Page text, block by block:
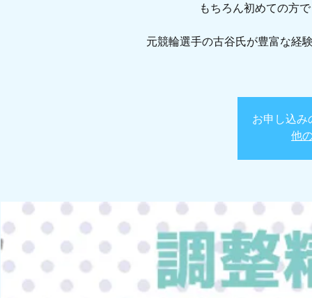
もちろん初めての方
元競輪選手の古谷氏が豊富な経
お申し込み
他